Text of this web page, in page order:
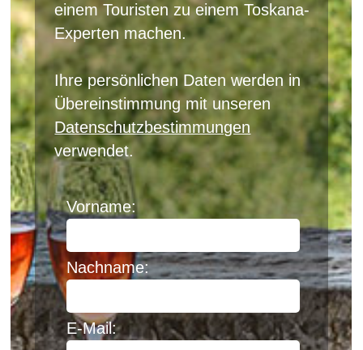
einem Touristen zu einem Toskana-
Experten machen.
Ihre persönlichen Daten werden in
Übereinstimmung mit unseren
Datenschutzbestimmungen
verwendet.
Vorname:
Nachname:
E-Mail: